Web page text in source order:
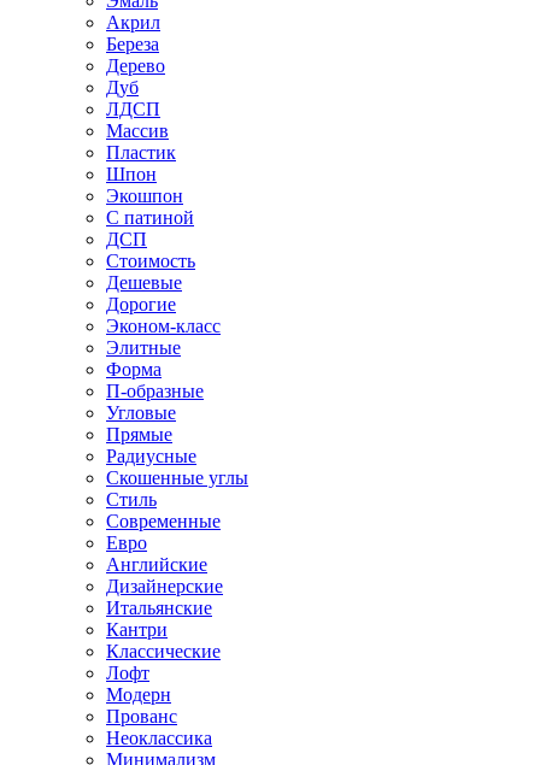
Акрил
Береза
Дерево
Дуб
ЛДСП
Массив
Пластик
Шпон
Экошпон
С патиной
ДСП
Стоимость
Дешевые
Дорогие
Эконом-класс
Элитные
Форма
П-образные
Угловые
Прямые
Радиусные
Скошенные углы
Стиль
Современные
Евро
Английские
Дизайнерские
Итальянские
Кантри
Классические
Лофт
Модерн
Прованс
Неоклассика
Минимализм